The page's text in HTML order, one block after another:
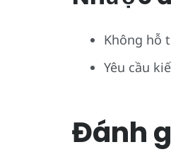
Không hỗ
Yêu cầu
Đánh